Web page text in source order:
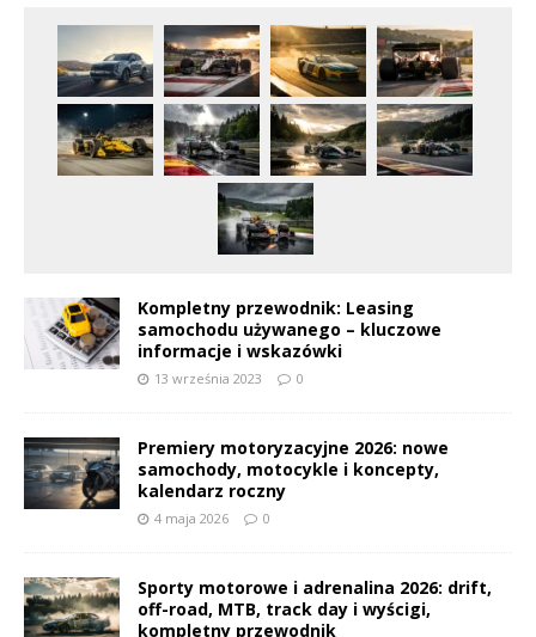
Kompletny przewodnik: Leasing
samochodu używanego – kluczowe
informacje i wskazówki
13 września 2023 0
Premiery motoryzacyjne 2026: nowe
samochody, motocykle i koncepty,
kalendarz roczny
4 maja 2026 0
Sporty motorowe i adrenalina 2026: drift,
off-road, MTB, track day i wyścigi,
kompletny przewodnik